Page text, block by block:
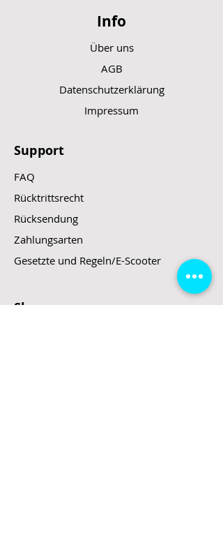
Info
Über uns
AGB
Datenschutzerklärung
Impressum
Support
FAQ
Rücktrittsrecht
Rücksendung
Zahlungsarten
Gesetzte und Regeln/E-Scooter
Shop